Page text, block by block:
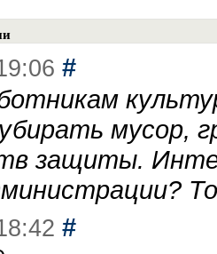
#
мусор,
защиты.
#